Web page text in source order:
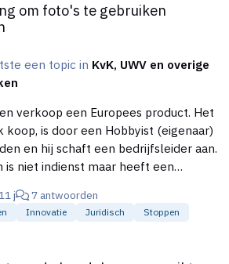
om foto's te gebruiken
een topic in KvK, UWV en overige
verkoop een Europees product. Het
koop, is door een Hobbyist (eigenaar)
en hij schaft een bedrijfsleider aan.
is niet indienst maar heeft een
van de Eigenaar) Deze
laat foto's maken van de producten
11 j 7 antwoorden
Innovatie Juridisch Stoppen